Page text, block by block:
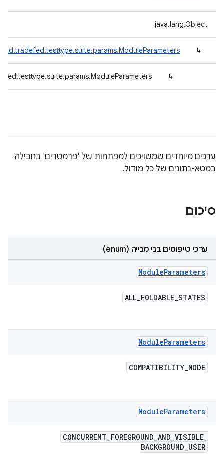
java.lang.Object
↳
↳
ערכים מיוחדים שמשויכים למפתחות של 'פרמטרים' בחבילה
במטא-נתונים של כל מודול.
סיכום
ערכי טיפוסים בני מנייה (enum)
ModuleParameters
ALL_FOLDABLE_STATES
ModuleParameters
COMPATIBILITY_MODE
ModuleParameters
CONCURRENT_FOREGROUND_AND_VISIBLE_
BACKGROUND_USER